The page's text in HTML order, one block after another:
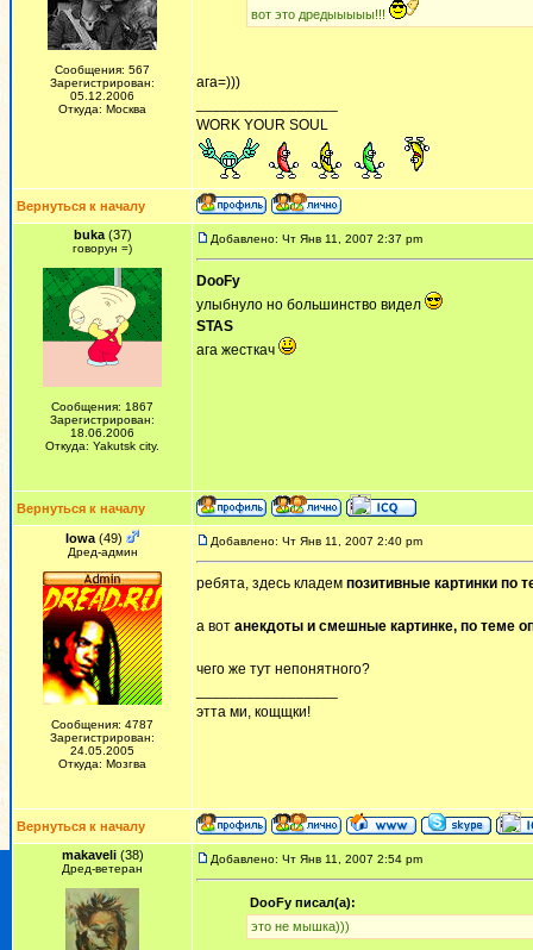
Сообщения: 567
Зарегистрирован:
05.12.2006
Откуда: Москва
вот это дредыыыыы!!!
ага=)))
WORK YOUR SOUL
Вернуться к началу
buka(37)
говорун =)
Сообщения: 1867
Зарегистрирован:
18.06.2006
Откуда: Yakutsk city.
Добавлено: Чт Янв 11, 2007 2:37 pm
DooFy
улыбнуло но большинство видел
STAS
ага жесткач
Вернуться к началу
Iowa (49)
Дред-админ
Сообщения: 4787
Зарегистрирован:
24.05.2005
Откуда: Мозгва
Добавлено: Чт Янв 11, 2007 2:40 pm
ребята, здесь кладем позитивные картинки по
а вот анекдоты и смешные картинке, по теме
чего же тут непонятного?
этта ми, кощщки!
Вернуться к началу
makaveli(38)
Дред-ветеран
Добавлено: Чт Янв 11, 2007 2:54 pm
DooFy писал(а):
это не мышка)))